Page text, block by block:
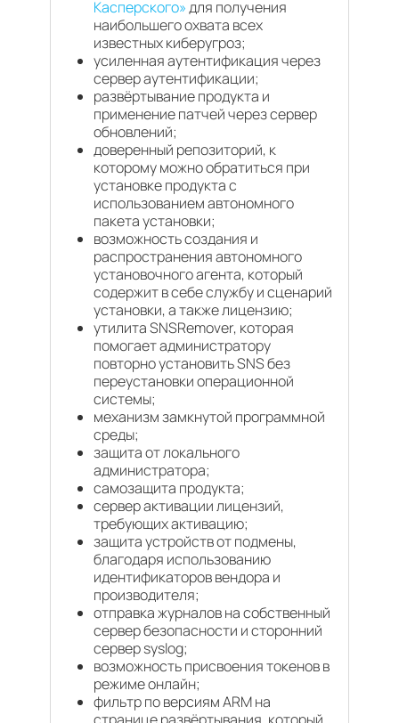
Касперского»для получения
наибольшего охвата всех
известных киберугроз;
усиленная аутентификация через
сервер аутентификации;
развёртывание продукта и
применение патчей через сервер
обновлений;
доверенный репозиторий, к
которому можно обратиться при
установке продукта с
использованием автономного
пакета установки;
возможность создания и
распространения автономного
установочного агента, который
содержит в себе службу и сценарий
установки, а также лицензию;
утилита SNSRemover, которая
помогает администратору
повторно установить SNS без
переустановки операционной
системы;
механизм замкнутой программной
среды;
защита от локального
администратора;
самозащита продукта;
сервер активации лицензий,
требующих активацию;
защита устройств от подмены,
благодаря использованию
идентификаторов вендора и
производителя;
отправка журналов на собственный
сервер безопасности и сторонний
сервер syslog;
возможность присвоения токенов в
режиме онлайн;
фильтр по версиям ARM на